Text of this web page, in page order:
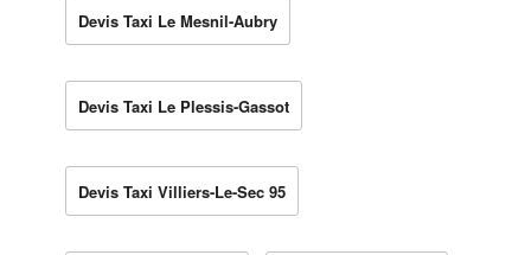
Devis Taxi Le Mesnil-Aubry
Devis Taxi Le Plessis-Gassot
Devis Taxi Villiers-Le-Sec 95